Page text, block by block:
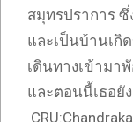
สมุทรปราการ
และเป็นบ้านเกิ
เดินทางเข้ามา
และตอนนี้เธอยั